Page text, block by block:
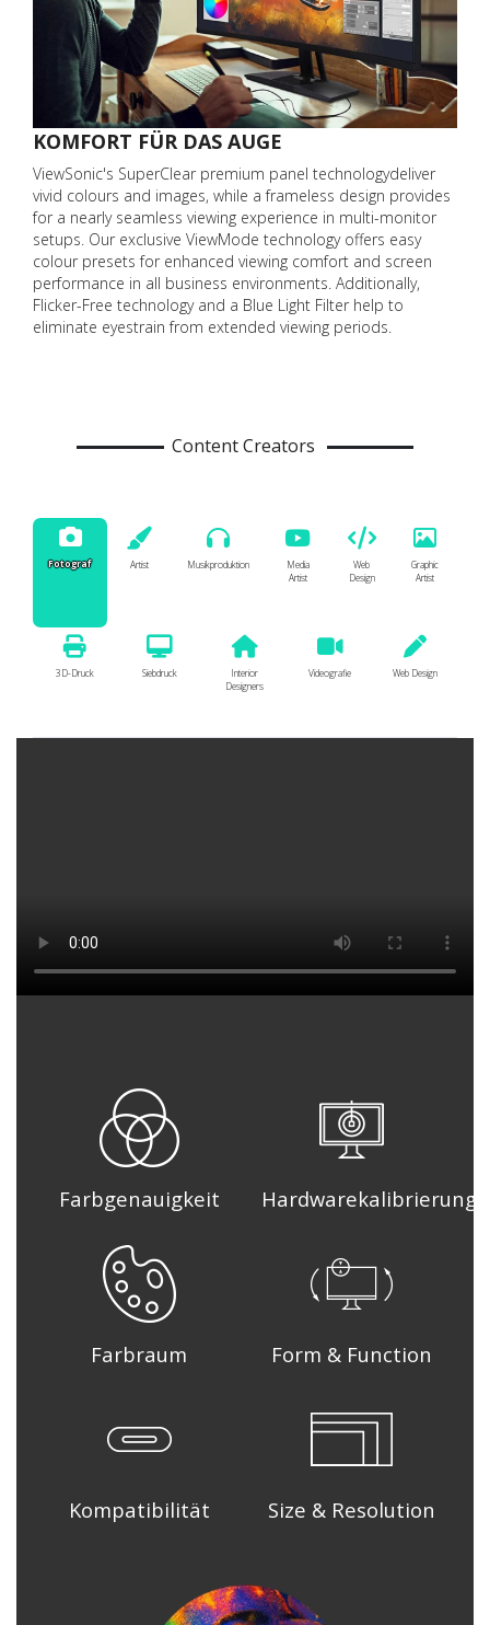
KOMFORT FÜR DAS AUGE
ViewSonic's SuperClear premium panel technologydeliver
vivid colours and images, while a frameless design provides
for a nearly seamless viewing experience in multi-monitor
setups. Our exclusive ViewMode technology offers easy
colour presets for enhanced viewing comfort and screen
performance in all business environments. Additionally,
Flicker-Free technology and a Blue Light Filter help to
eliminate eyestrain from extended viewing periods.
Content Creators
Fotograf Artist Musikproduktion
Media
Artist
Web
Design
Graphic
Artist
3D-Druck Siebdruck
Interior
Designers
Videografie Web Design
Farbgenauigkeit Hardwarekalibrierung
Farbraum Form & Function
Kompatibilität Size & Resolution